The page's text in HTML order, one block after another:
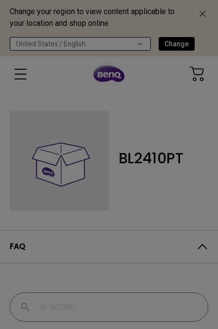
Change your region to view content applicable to
your location and shop online.
United States / English Change
BL2410PT
FAQ